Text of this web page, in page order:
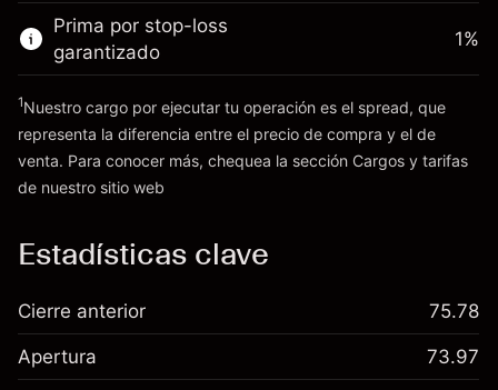
Ir a la plataforma
Dinero del apalancamiento ~ $
Prima por stop-loss
garantizado
Cargos
1%
1Nuestro cargo por ejecutar tu operación es el spread, que
representa la diferencia entre el precio de compra y el de
venta. Para conocer más, chequea la sección Cargos y tarifas
de nuestro sitio web
Estadísticas clave
Cierre anterior 75.78
Apertura 73.97